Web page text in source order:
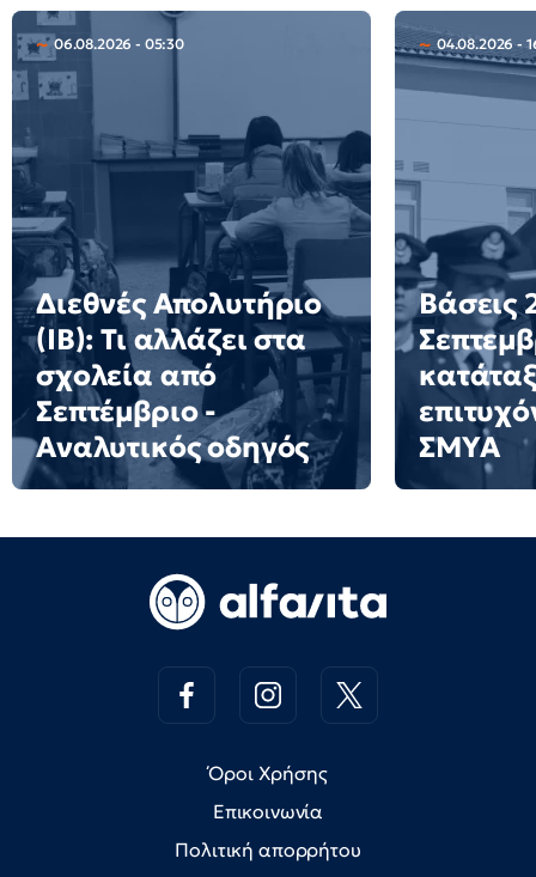
06.08.2026 - 05:30
Διεθνές Απολυτήριο
(IB): Τι αλλάζει στα
σχολεία από
Σεπτέμβριο -
Αναλυτικός οδηγός
04.08.2026 -
Βάσεις
ΣΜΥΑ
Όροι Χρήσης
Επικοινωνία
Πολιτική απορρήτου